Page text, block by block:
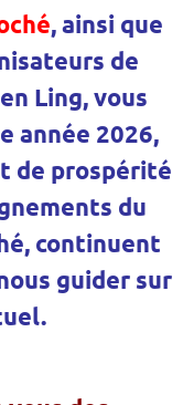
, ainsi que
de
Ling, vous
année 2026,
de prospérité
du
continuent
guider sur